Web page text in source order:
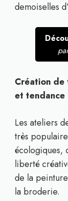
demoiselles
Création de
et tendance
Les ateliers
très
écologiques,
liberté
de la
la broderie.